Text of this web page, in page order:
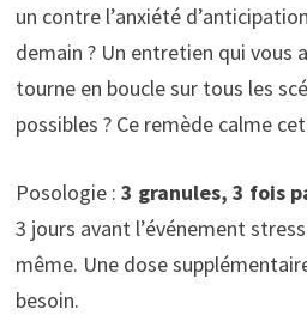
un contre l’anxiété
demain ? Un entretien qui vous
tourne en boucle sur tous les
possibles ? Ce remède calme
Posologie : 3 granules, 3 fois
3 jours avant l’événement
même. Une dose
besoin.